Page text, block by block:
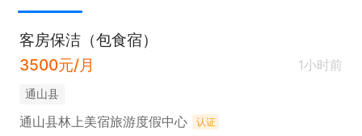
客房保洁（包食宿）
3500元/月
1小时前
通山县
通山县林上美宿旅游度假中心 认证